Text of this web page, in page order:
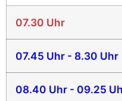
07.30 Uhr
07.45 Uhr - 8.30 Uhr
08.40 Uhr - 09.25